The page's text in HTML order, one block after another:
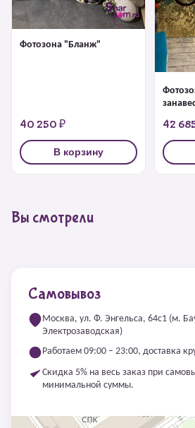
Фотозона "Бланж"
40 250 ₽
В корзину
42
Вы смотрели
Самовывоз
Москва, ул. Ф. Энгельса, 64с1 (м.
Электрозаводская)
Работаем 09:00 – 23:00, доставка
Скидка 5% на весь заказ при
минимальной суммы.